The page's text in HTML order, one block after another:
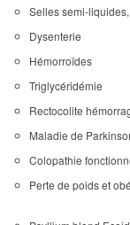
Selles semi-
Dysenterie
Hémorroïdes
Triglycéridémie
Rectocolite
Maladie de
Colopathie
Perte de poids et